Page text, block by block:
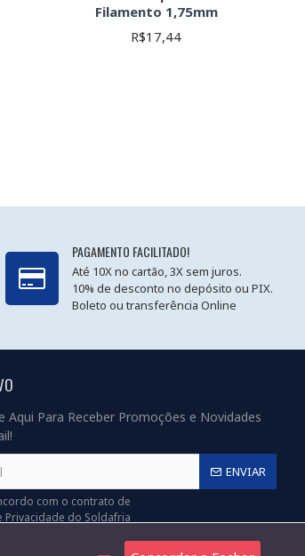
Filamento 1,75mm
R$17,44
PAGAMENTO FACILITADO!
Até 10X no cartão, 3X sem juros.
10% de desconto no depósito ou PIX.
Boleto ou transferência Online
Aqui Para Receber Promoções e Novidades
ENVIAR
com o contrato de
Privacidade do Soldafria